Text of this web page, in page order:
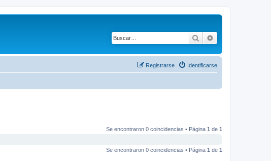
Buscar
Identificarse
Registrarse
Se encontraron 0 coincidencias • Página 1 de 1
Se encontraron 0 coincidencias • Página 1 de 1